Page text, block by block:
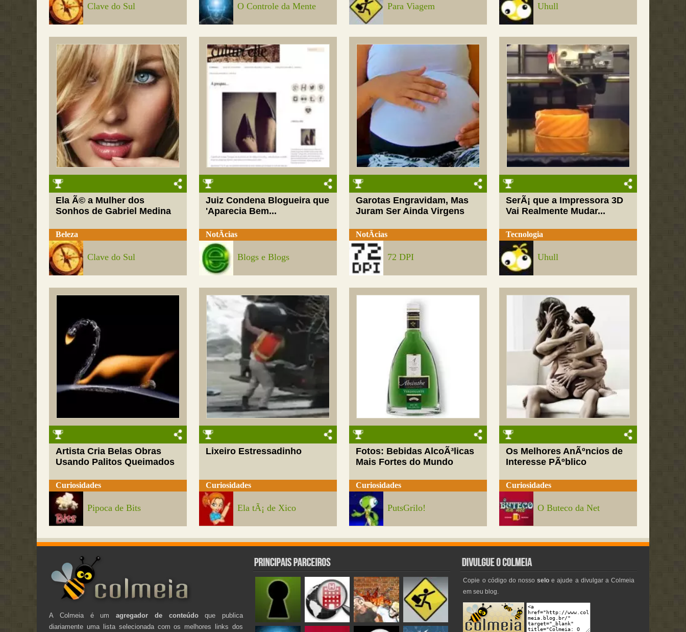
Clave do Sul O Controle da Mente Para Viagem Uhull
Ela Ã© a Mulher dos
Sonhos de Gabriel Medina
Beleza
Clave do Sul
Juiz Condena Blogueira que
'Aparecia Bem...
NotÃ­cias
Blogs e Blogs
Garotas Engravidam, Mas
Juram Ser Ainda Virgens
NotÃ­cias
72 DPI
SerÃ¡ que a Impressora 3D
Vai Realmente Mudar...
Tecnologia
Uhull
Artista Cria Belas Obras
Usando Palitos Queimados
Curiosidades
Pipoca de Bits
Lixeiro Estressadinho
Curiosidades
Ela tÃ¡ de Xico
Fotos: Bebidas AlcoÃ³licas
Mais Fortes do Mundo
Curiosidades
PutsGrilo!
Os Melhores AnÃºncios de
Interesse PÃºblico
Curiosidades
O Buteco da Net
A Colmeia é umagregador de conteúdoque publica
diariamente uma lista selecionada com os melhores links dos
Copie o código do nossoselo e ajude a divulgar a Colmeia
em seu blog.